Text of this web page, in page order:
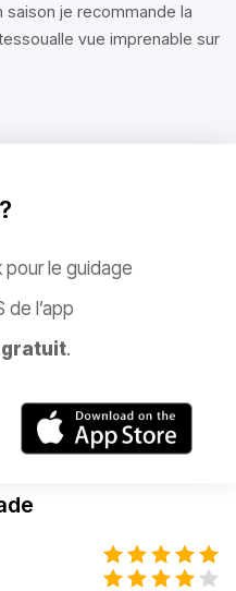
saison je recommande la
vue imprenable sur
pour le guidage
de l’app
gratuit.